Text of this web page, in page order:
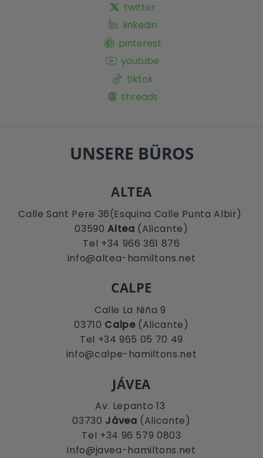
twitter
linkedin
pinterest
youtube
tiktok
threads
UNSERE BÜROS
ALTEA
Calle Sant Pere 36(Esquina Calle Punta Albir)
03590Altea (Alicante)
Tel +34 966 361 876
info@altea-hamiltons.net
CALPE
Calle La Niña 9
03710 Calpe(Alicante)
Tel +34 965 05 70 49
info@calpe-hamiltons.net
JÁVEA
Av. Lepanto 13
03730 Jávea (Alicante)
Tel +34 96 579 0803
info@javea-hamiltons.net